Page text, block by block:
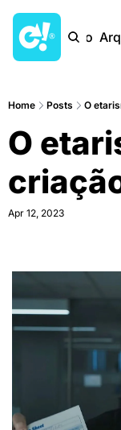
Início
Home Posts O
O
Apr 12, 2023